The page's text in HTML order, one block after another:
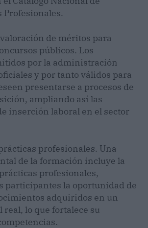
Profesionales.
de méritos para
públicos. Los
por la administración
y por tanto válidos para
presentarse a procesos de
ampliando así las
inserción laboral en el sector
profesionales. Una
de la formación incluye la
profesionales,
participantes la oportunidad de
adquiridos en un
lo que fortalece su